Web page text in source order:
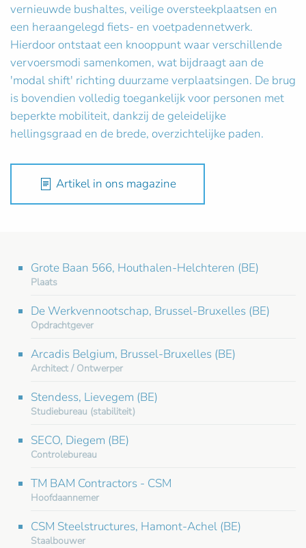
vernieuwde bushaltes, veilige oversteekplaatsen en
een heraangelegd fiets- en voetpadennetwerk.
Hierdoor ontstaat een knooppunt waar verschillende
vervoersmodi samenkomen, wat bijdraagt aan de
'modal shift' richting duurzame verplaatsingen. De brug
is bovendien volledig toegankelijk voor personen met
beperkte mobiliteit, dankzij de geleidelijke
hellingsgraad en de brede, overzichtelijke paden.
Artikel in ons magazine
Grote Baan 566, Houthalen-Helchteren (BE)
Plaats
De Werkvennootschap, Brussel-Bruxelles (BE)
Opdrachtgever
Arcadis Belgium, Brussel-Bruxelles (BE)
Architect / Ontwerper
Stendess, Lievegem (BE)
Studiebureau (stabiliteit)
SECO, Diegem (BE)
Controlebureau
TM BAM Contractors - CSM
Hoofdaannemer
CSM Steelstructures, Hamont-Achel (BE)
Staalbouwer